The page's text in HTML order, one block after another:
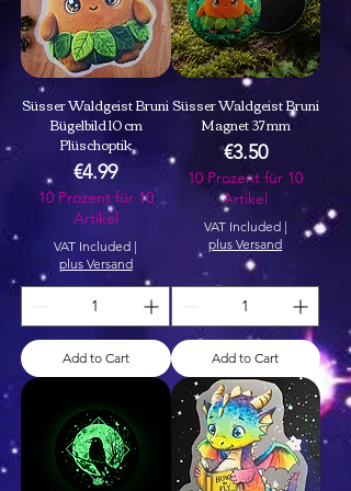
Süsser Waldgeist Bruni
Bügelbild 10 cm
Plüschoptik
Price
€4.99
10 Prozent für 10
Artikel
VAT Included |
plus Versand
Add to Cart
Süsser Waldgeist Bruni
Magnet 37 mm
Price
€3.50
10 Prozent für 10
Artikel
VAT Included|
plus Versand
Add to Cart